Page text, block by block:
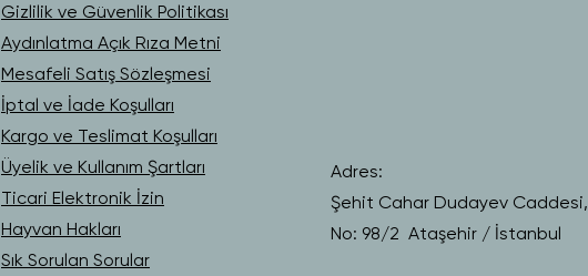
Gizlilik ve Güvenlik Politikası
Aydınlatma Açık Rıza Metni
Mesafeli Satış Sözleşmesi
İptal ve İade Koşulları
Kargo ve Teslimat Koşulları
Üyelik ve Kullanım Şartları
Ticari Elektronik İzin
Hayvan Hakları
Sık Sorulan Sorular
Adres:
Şehit Cahar Dudayev Caddesi,
No: 98/2 Ataşehir / İstanbul